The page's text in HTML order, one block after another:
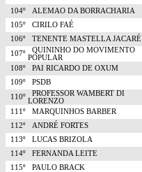
104º
ALEMAO DA BORRACHARIA
105º
CIRILO FAÉ
106º
TENENTE MASTELLA JACARÉ
107º
QUININHO DO MOVIMENTO
POPULAR
108º
PAI RICARDO DE OXUM
109º
PSDB
110º
PROFESSOR WAMBERT DI
LORENZO
111º
MARQUINHOS BARBER
112º
ANDRÉ FORTES
113º
LUCAS BRIZOLA
114º
FERNANDA LEITE
115º
PAULO BRACK